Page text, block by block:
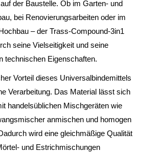
der Baustelle. Ob im Garten- und
bei Renovierungsarbeiten oder im
– der Trass-Compound-3in1
seine Vielseitigkeit und seine
technischen Eigenschaften.
Vorteil dieses Universalbindemittels
Verarbeitung. Das Material lässt sich
handelsüblichen Mischgeräten wie
anmischen und homogen
wird eine gleichmäßige Qualität
und Estrichmischungen